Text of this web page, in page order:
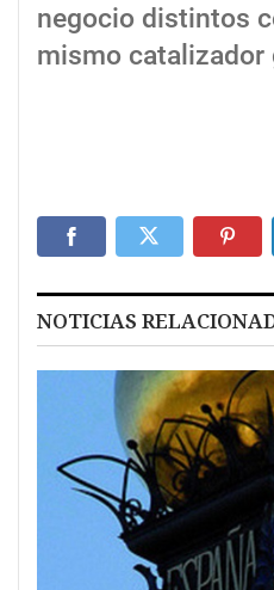
negocio distintos
mismo catalizador
NOTICIAS